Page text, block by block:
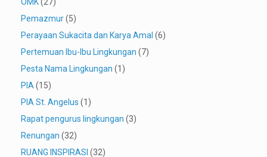
Pemazmur(5)
Perayaan Sukacita dan Karya Amal (6)
Pertemuan Ibu-Ibu Lingkungan (7)
Pesta Nama Lingkungan (1)
PIA (15)
PIA St. Angelus (1)
Rapat pengurus lingkungan (3)
Renungan (32)
RUANG INSPIRASI (32)